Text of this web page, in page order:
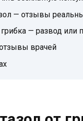
— отзывы
— развод или
врачей